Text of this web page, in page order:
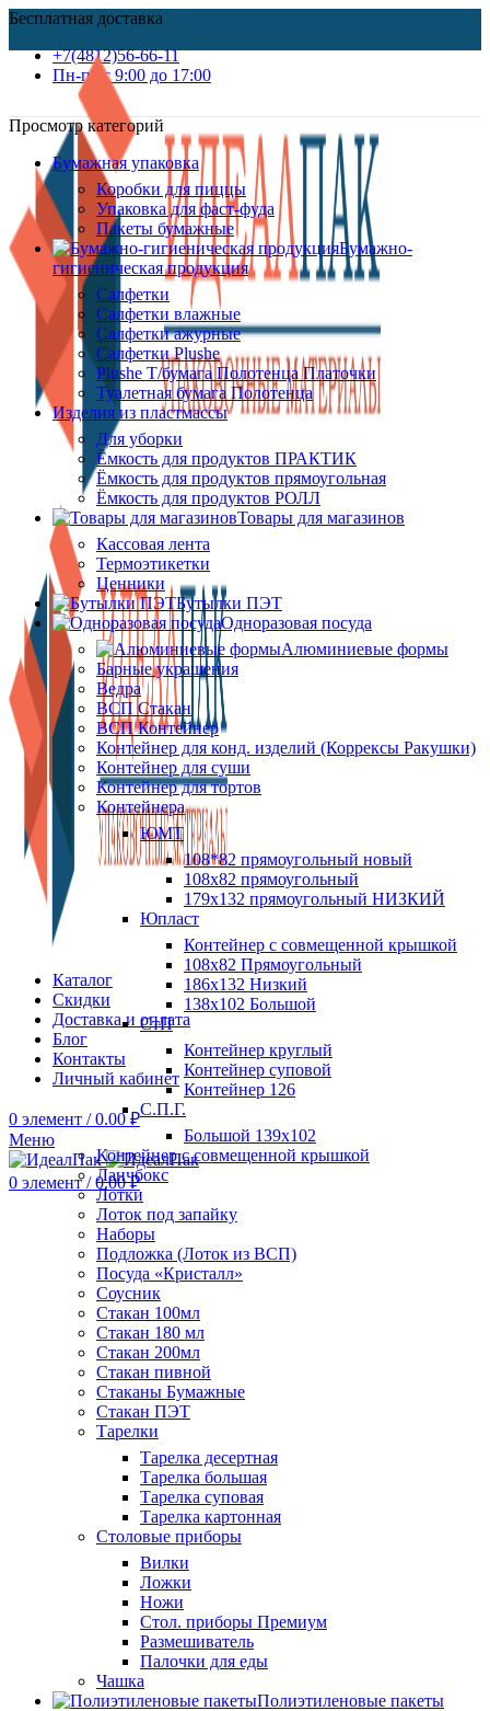
Бесплатная доставка
+7(4812)56-66-11
Пн-пт c 9:00 до 17:00
Каталог
Скидки
Доставка и оплата
Блог
Контакты
Личный кабинет
0 элемент / 0.00₽
Меню
0 элемент / 0.00₽
Просмотр категорий
Бумажная упаковка
Коробки для пиццы
Упаковка для фаст-фуда
Пакеты бумажные
Бумажно-
гигиеническая продукция
Салфетки
Салфетки влажные
Салфетки ажурные
Салфетки Plushe
Plushe Т/бумага Полотенца Платочки
Туалетная бумага Полотенца
Изделия из пластмассы
Для уборки
Ёмкость для продуктов ПРАКТИК
Ёмкость для продуктов прямоугольная
Ёмкость для продуктов РОЛЛ
Товары для магазинов
Кассовая лента
Термоэтикетки
Ценники
Бутылки ПЭТ
Одноразовая посуда
Алюминиевые формы
Барные украшения
Ведра
ВСП Стакан
ВСП Контейнер
Контейнер для конд. изделий (Коррексы Ракушки)
Контейнер для суши
Контейнер для тортов
Контейнера
ЮМТ
108*82 прямоугольный новый
108х82 прямоугольный
179х132 прямоугольный НИЗКИЙ
Юпласт
Контейнер с совмещенной крышкой
108х82 Прямоугольный
186х132 Низкий
138х102 Большой
СтП
Контейнер круглый
Контейнер суповой
Контейнер 126
С.П.Г.
Большой 139х102
Контейнер с совмещенной крышкой
Ланчбокс
Лотки
Лоток под запайку
Наборы
Подложка (Лоток из ВСП)
Посуда «Кристалл»
Соусник
Стакан 100мл
Стакан 180 мл
Стакан 200мл
Стакан пивной
Стаканы Бумажные
Стакан ПЭТ
Тарелки
Тарелка десертная
Тарелка большая
Тарелка суповая
Тарелка картонная
Столовые приборы
Вилки
Ложки
Ножи
Стол. приборы Премиум
Размешиватель
Палочки для еды
Чашка
Полиэтиленовые пакеты